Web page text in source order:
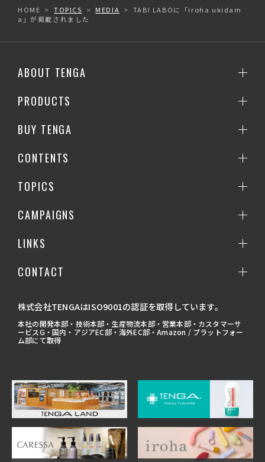
HOME TOPICS MEDIA
TABI LABOに「iroha ukidam
a」が掲載されました
ABOUT TENGA
PRODUCTS
BUY TENGA
CONTENTS
TOPICS
CAMPAIGNS
LINKS
CONTACT
株式会社TENGAはISO9001の認証を取得しています。
本社の開発本部・技術本部・生産物流本部・営業本部・カスタマーサ
ービスG・国内・アジアEC部・海外EC部・Amazon / プラットフォー
ム部にて取得